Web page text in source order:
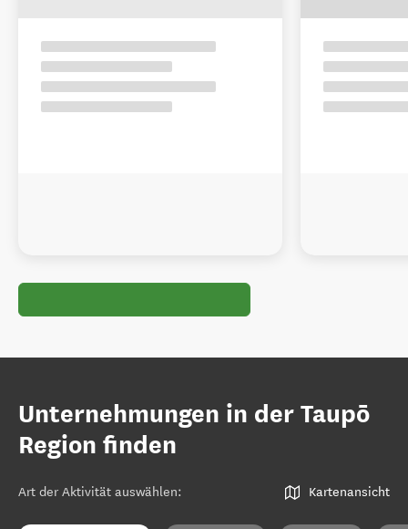
Unternehmungen in der Taupō
Region finden
Art der Aktivität auswählen: Kartenansicht